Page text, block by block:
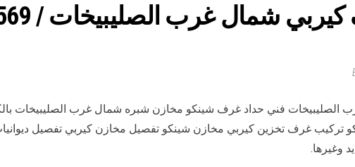
الصليبيخات فني حداد غرف شينكو مخازن شبره شمال غرب الصليبيخات
غرف تخزين كيربي مخازن شينكو تفصيل مخازن كيربي تفصيل
وغيرها.